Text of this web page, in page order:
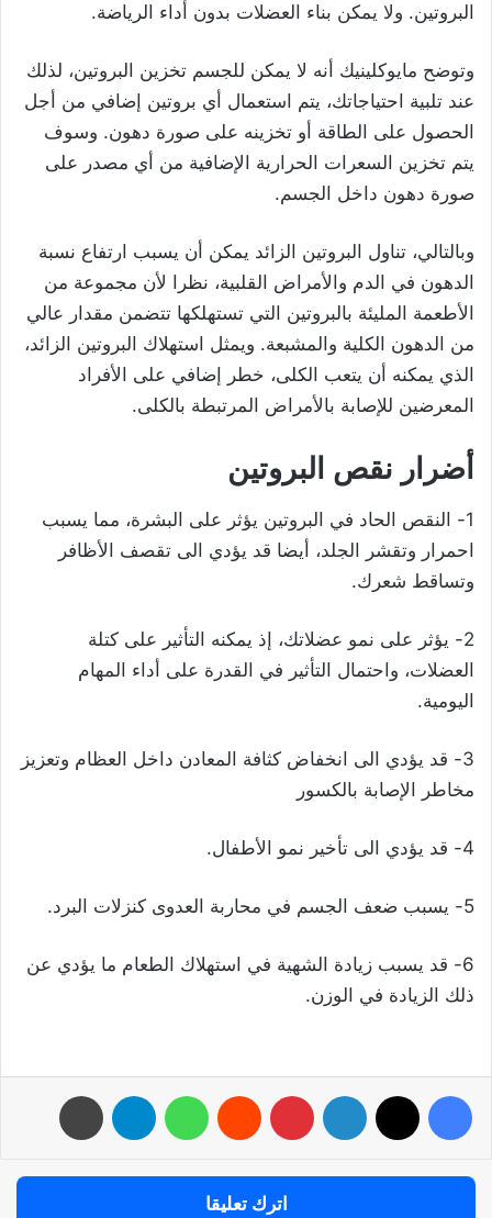
البروتين. ولا يمكن بناء العضلات بدون أداء الرياضة.
وتوضح مايوكلينيك أنه لا يمكن للجسم تخزين البروتين، لذلك
عند تلبية احتياجاتك، يتم استعمال أي بروتين إضافي من أجل
الحصول على الطاقة أو تخزينه على صورة دهون. وسوف
يتم تخزين السعرات الحرارية الإضافية من أي مصدر على
صورة دهون داخل الجسم.
وبالتالي، تناول البروتين الزائد يمكن أن يسبب ارتفاع نسبة
الدهون في الدم والأمراض القلبية، نظرا لأن مجموعة من
الأطعمة المليئة بالبروتين التي تستهلكها تتضمن مقدار عالي
من الدهون الكلية والمشبعة. ويمثل استهلاك البروتين الزائد،
الذي يمكنه أن يتعب الكلى، خطر إضافي على الأفراد
المعرضين للإصابة بالأمراض المرتبطة بالكلى.
أضرار نقص البروتين
1- النقص الحاد في البروتين يؤثر على البشرة، مما يسبب
احمرار وتقشر الجلد، أيضا قد يؤدي الى تقصف الأظافر
وتساقط شعرك.
2- يؤثر على نمو عضلاتك، إذ يمكنه التأثير على كتلة
العضلات، واحتمال التأثير في القدرة على أداء المهام
اليومية.
3- قد يؤدي الى انخفاض كثافة المعادن داخل العظام وتعزيز
مخاطر الإصابة بالكسور
4- قد يؤدي الى تأخير نمو الأطفال.
5- يسبب ضعف الجسم في محاربة العدوى كنزلات البرد.
6- قد يسبب زيادة الشهية في استهلاك الطعام ما يؤدي عن
ذلك الزيادة في الوزن.
فيسبوك لينكدإن بينتيريست واتساب تيلقرام
اترك تعليقا